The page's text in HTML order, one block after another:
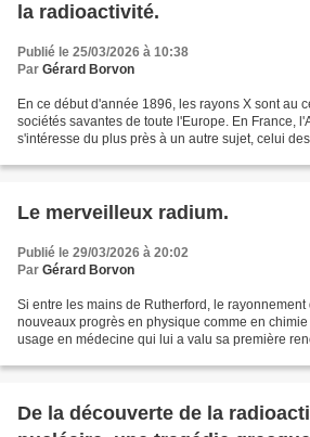
la radioactivité.
Publié le 25/03/2026 à 10:38
Par Gérard Borvon
En ce début d'année 1896, les rayons X sont au
sociétés savantes de toute l'Europe. En France,
s'intéresse du plus près à un autre sujet, celui
Le merveilleux radium.
Publié le 29/03/2026 à 20:02
Par Gérard Borvon
Si entre les mains de Rutherford, le
nouveaux progrès en physique comme en chimie
usage en médecine qui lui a valu sa première
De la découverte de la